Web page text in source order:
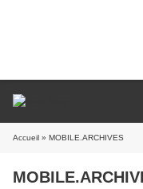
Accueil » MOBILE.ARCHIVES